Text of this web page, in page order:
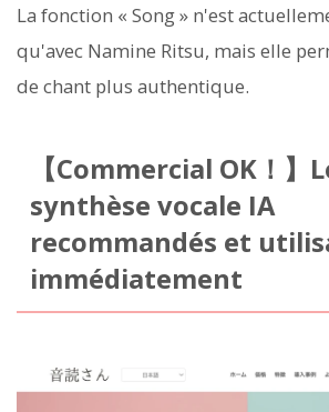
La fonction « Song » n'est
qu'avec Namine Ritsu, mais elle
de chant plus authentique.
【Commercial OK！】
synthèse vocale IA
recommandés et
immédiatement